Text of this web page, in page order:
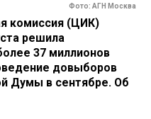
Фото: АГН Москва
комиссия (ЦИК)
решила
37 миллионов
довыборов
Думы в сентябре. Об